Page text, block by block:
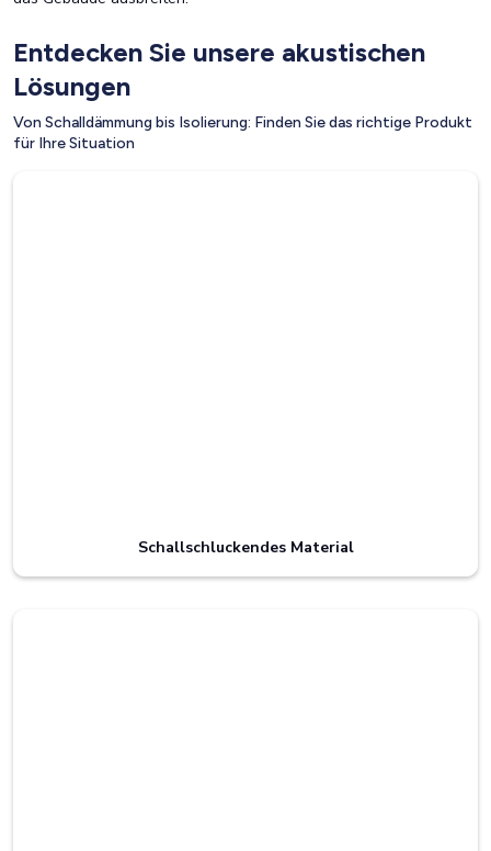
Entdecken Sie unsere akustischen
Lösungen
Von Schalldämmung bis Isolierung: Finden Sie das richtige Produkt
für Ihre Situation
Schallschluckendes Material